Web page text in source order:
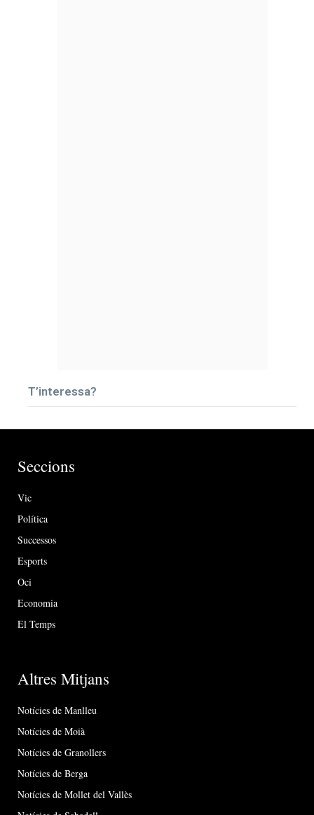
T’interessa?
Seccions
Vic
Política
Successos
Esports
Oci
Economia
El Temps
Altres Mitjans
Notícies de Manlleu
Notícies de Moià
Notícies de Granollers
Notícies de Berga
Notícies de Mollet del Vallès